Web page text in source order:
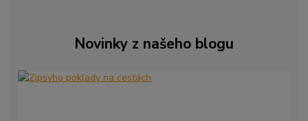
Novinky z našeho blogu